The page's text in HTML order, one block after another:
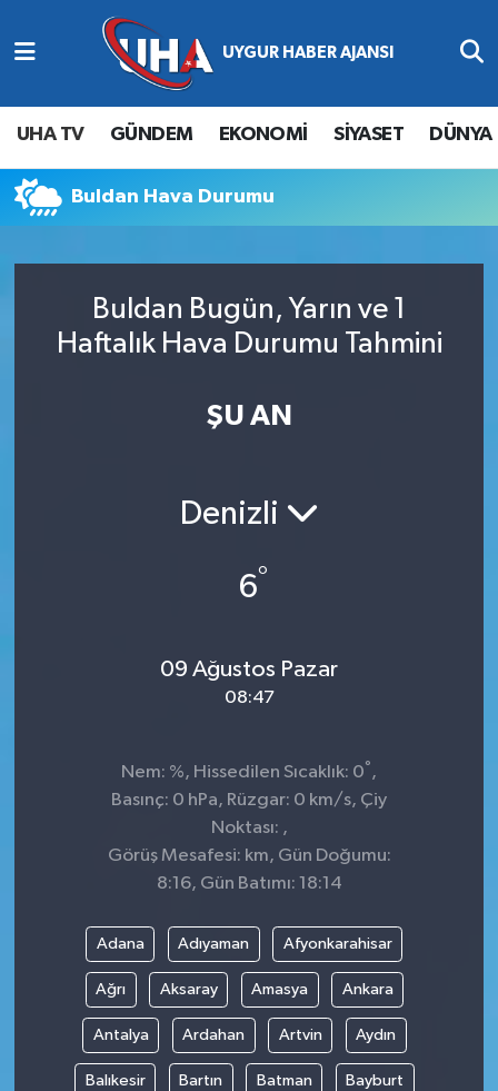
UHA TV GÜNDEM EKONOMİ SİYASET DÜNYA
Buldan Hava Durumu
Buldan Bugün, Yarın ve 1
Haftalık Hava Durumu Tahmini
ŞU AN
Denizli
6°
09 Ağustos Pazar
08:47
Nem: %, Hissedilen Sıcaklık: 0° ,
Basınç: 0 hPa, Rüzgar: 0 km/s, Çiy
Noktası: ,
Görüş Mesafesi: km, Gün Doğumu:
8:16, Gün Batımı: 18:14
Adana Adıyaman Afyonkarahisar
Ağrı Aksaray Amasya Ankara
Antalya Ardahan Artvin Aydın
Balıkesir Bartın Batman Bayburt
Abone Ol
Gündem
Ekonomi
Siyaset
Nöbetçi Eczaneler
Hava Durumu
Namaz Vakitleri
Süper Lig Puan Durumu ve Fikstür
Son Dakika Haberleri